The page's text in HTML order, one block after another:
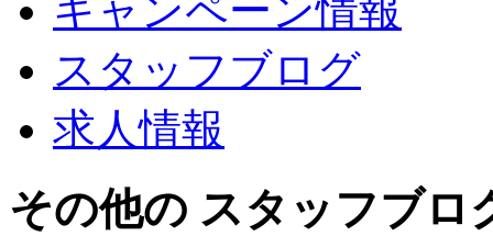
キャンペーン情報
スタッフブログ
求人情報
その他の スタッフブロ